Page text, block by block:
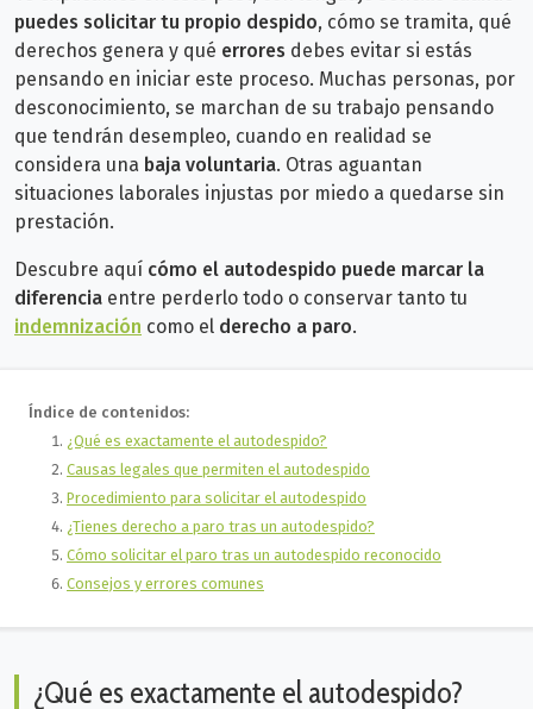
puedes solicitar tu propio despido, cómo se tramita, qué
derechos genera y qué errores debes evitar si estás
pensando en iniciar este proceso. Muchas personas, por
desconocimiento, se marchan de su trabajo pensando
que tendrán desempleo, cuando en realidad se
considera una baja voluntaria. Otras aguantan
situaciones laborales injustas por miedo a quedarse sin
prestación.
Descubre aquí cómo el autodespido puede marcar la
diferencia entre perderlo todo o conservar tanto tu
indemnización como el derecho a paro.
Índice de contenidos:
¿Qué es exactamente el autodespido?
Causas legales que permiten el autodespido
Procedimiento para solicitar el autodespido
¿Tienes derecho a paro tras un autodespido?
Cómo solicitar el paro tras un autodespido reconocido
Consejos y errores comunes
¿Qué es exactamente el autodespido?